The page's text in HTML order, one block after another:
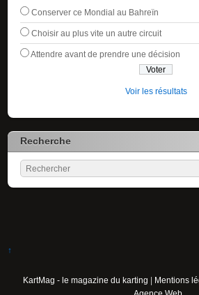
Conserver ce Mondial au Bahreïn
Choisir au plus vite un autre circuit
Attendre avant de prendre une décision
Voir les résultats
Recherche
↑
KartMag - le magazine du karting | Mentions
Agence Web